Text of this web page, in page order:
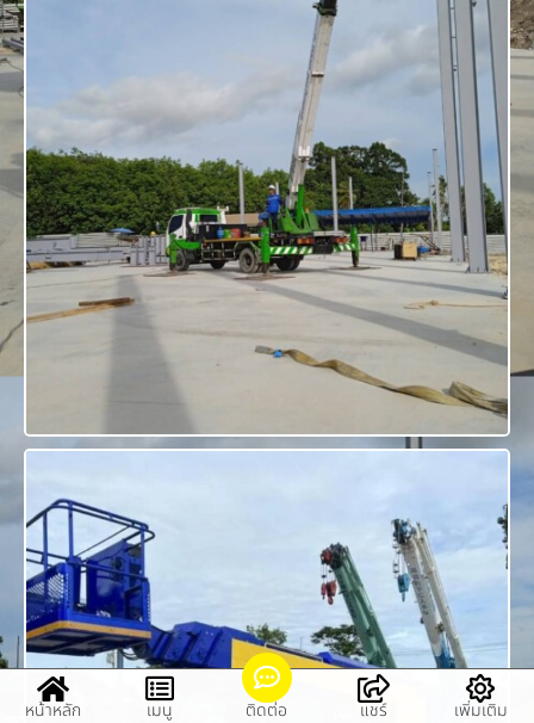
หน้าหลัก เมนู ติดต่อ แชร์ เพิ่มเติม